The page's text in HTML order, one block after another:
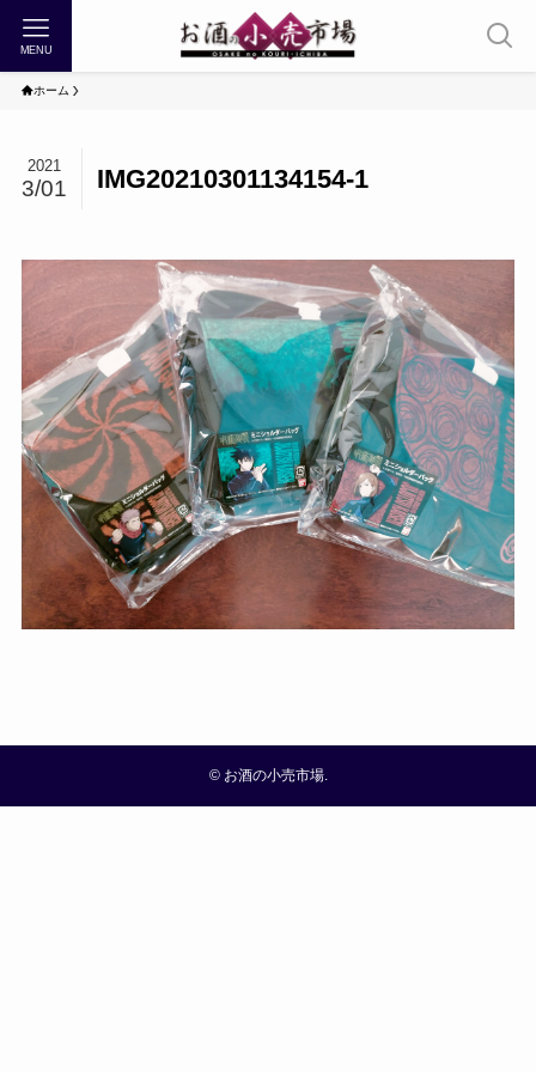
MENU
ホーム
IMG20210301134154-1
2021
3/01
©お酒の小売市場.